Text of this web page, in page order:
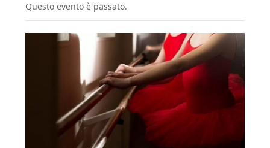
Questo evento è passato.